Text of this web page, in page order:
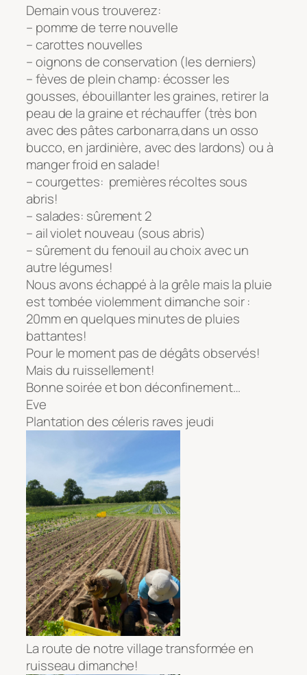
Demain vous trouverez:
– pomme de terre nouvelle
– carottes nouvelles
– oignons de conservation (les derniers)
– fèves de plein champ: écosser les
gousses, ébouillanter les graines, retirer la
peau de la graine et réchauffer (très bon
avec des pâtes carbonarra,dans un osso
bucco, en jardinière, avec des lardons) ou à
manger froid en salade!
– courgettes: premières récoltes sous
abris!
– salades: sûrement 2
– ail violet nouveau (sous abris)
– sûrement du fenouil au choix avec un
autre légumes!
Nous avons échappé à la grêle mais la pluie
est tombée violemment dimanche soir :
20mm en quelques minutes de pluies
battantes!
Pour le moment pas de dégâts observés!
Mais du ruissellement!
Bonne soirée et bon déconfinement…
Eve
Plantation des céleris raves jeudi
La route de notre village transformée en
ruisseau dimanche!